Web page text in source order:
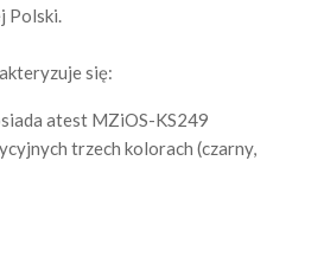
Polski.
się:
atest MZiOS-KS249
trzech kolorach (czarny,